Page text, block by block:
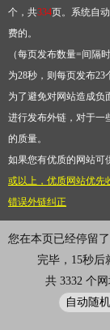
个，共334页。系统自
费的。
（每页发布数量=间隔
为28秒，则每页发布
为了避免对网站造成负
进行发布外链，对于一
的质量。
如果您有优质的网站可
或以上，优质网站优先
错误外链纠正
您在本页已经停留了
完毕，15秒后
共 3332 个
自动随